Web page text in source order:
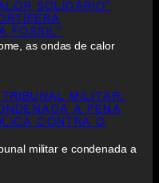
SOLIDÁRIO”
FÓSSIL”
as ondas de calor
MILITAR:
A PENA
CONTRA O
militar e condenada a